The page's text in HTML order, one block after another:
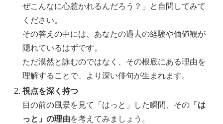
ぜこんなに心惹かれるんだろう？」と自問してみて
ください。
その答えの中には、あなたの過去の経験や価値観が
隠れているはずです。
ただ漠然と詠むのではなく、その根底にある理由を
理解することで、より深い俳句が生まれます。
視点を深く持つ
目の前の風景を見て「はっと」した瞬間、その 「は
っと」の理由を考えてみましょう。